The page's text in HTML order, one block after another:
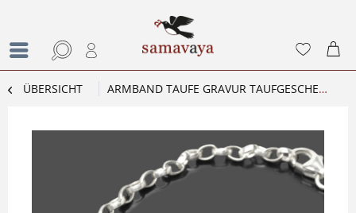
ÜBERSICHT ARMBAND TAUFE GRAVUR TAUFGESCHENK MEINE TAUFE LEBENSBÄUMCHEN SILBERARMBAND TAUFBAUM